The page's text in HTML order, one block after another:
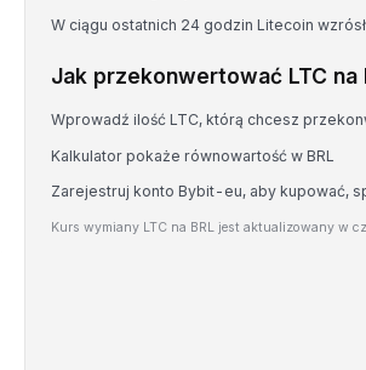
W ciągu ostatnich 24 godzin Litecoin
Jak przekonwertować LTC na
Wprowadź ilość LTC, którą chcesz
Kalkulator pokaże równowartość w BRL
Zarejestruj konto Bybit-eu, aby kupować,
Kurs wymiany LTC na BRL jest aktualizowany w